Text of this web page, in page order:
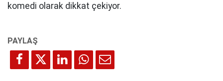
komedi olarak dikkat çekiyor.